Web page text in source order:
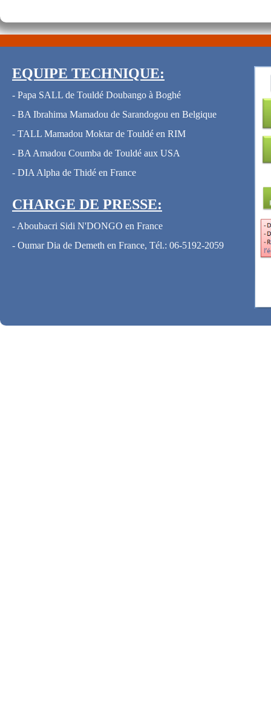
EQUIPE TECHNIQUE:
- Papa SALL de Touldé Doubango à Boghé
- BA Ibrahima Mamadou de Sarandogou en Belgique
- TALL Mamadou Moktar de Touldé en RIM
- BA Amadou Coumba de Touldé aux USA
- DIA Alpha de Thidé en France
CHARGE DE PRESSE:
- Aboubacri Sidi N'DONGO en France
- Oumar Dia de Demeth en France, Tél.: 06-5192-2059